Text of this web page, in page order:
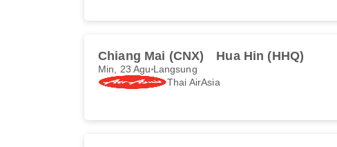
Chiang Mai (CNX) Hua Hin (HHQ)
Min, 23 Agu Langsung
Thai AirAsia